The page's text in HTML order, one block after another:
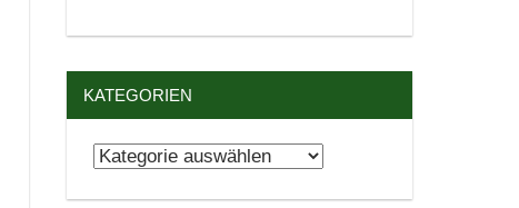
KATEGORIEN
Kategorien